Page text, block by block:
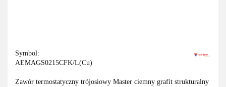
Symbol:
AEMAGS0215CFK/L(Cu)
Zawór termostatyczny trójosiowy Master ciemny grafit strukturalny